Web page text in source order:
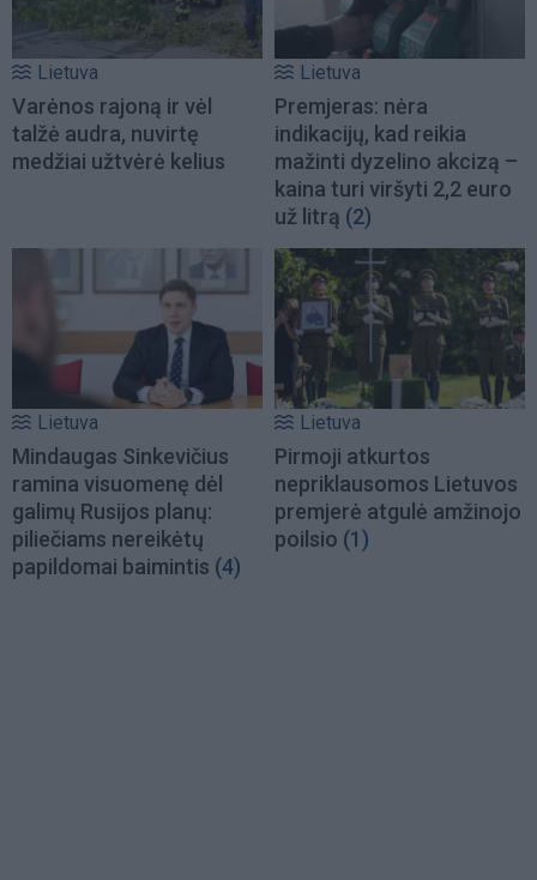
Lietuva
Varėnos rajoną ir vėl
talžė audra, nuvirtę
medžiai užtvėrė kelius
Lietuva
Premjeras: nėra
indikacijų, kad reikia
mažinti dyzelino akcizą –
kaina turi viršyti 2,2 euro
už litrą (2)
Lietuva
Mindaugas Sinkevičius
ramina visuomenę dėl
galimų Rusijos planų:
piliečiams nereikėtų
papildomai baimintis (4)
Lietuva
Pirmoji atkurtos
nepriklausomos Lietuvos
premjerė atgulė amžinojo
poilsio (1)